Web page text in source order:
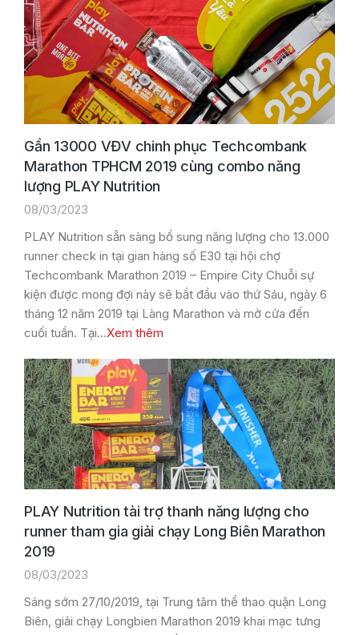
Gần 13000 VĐV chinh phục Techcombank
Marathon TPHCM 2019 cùng combo năng
lượng PLAY Nutrition
08/03/2023
PLAY Nutrition sẵn sàng bổ sung năng lượng cho 13.000
runner check in tại gian hàng số E30 tại hội chợ
Techcombank Marathon 2019 – Empire City Chuỗi sự
kiện được mong đợi này sẽ bắt đầu vào thứ Sáu, ngày 6
tháng 12 năm 2019 tại Làng Marathon và mở cửa đến
cuối tuần. Tại…Xem thêm
PLAY Nutrition tài trợ thanh năng lượng cho
runner tham gia giải chạy Long Biên Marathon
2019
08/03/2023
Sáng sớm 27/10/2019, tại Trung tâm thể thao quận Long
Biên, giải chạy Longbien Marathon 2019 khai mạc tưng